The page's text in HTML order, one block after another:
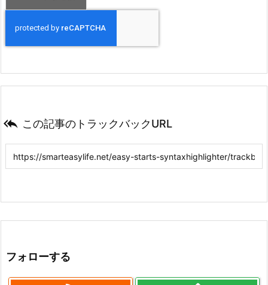
 この記事のトラックバックURL
フォローする